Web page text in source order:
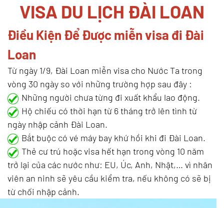
VISA DU LỊCH ĐÀI LOAN
Điều Kiện Để Được miễn visa đi Đài
Loan
Từ ngày 1/9, Đài Loan miễn visa cho Nước Ta trong
vòng 30 ngày so với những trường hợp sau đây :
Những người chưa từng đi xuất khẩu lao động.
Hộ chiếu có thời hạn từ 6 tháng trở lên tình từ
ngày nhập cảnh Đài Loan.
Bắt buộc có vé máy bay khứ hồi khi đi Đài Loan.
Thẻ cư trú hoặc visa hết hạn trong vòng 10 năm
trở lại của các nước như: EU, Úc, Anh, Nhật,… vì nhân
viên an ninh sẽ yêu cầu kiểm tra, nếu không có sẽ bị
từ chối nhập cảnh.